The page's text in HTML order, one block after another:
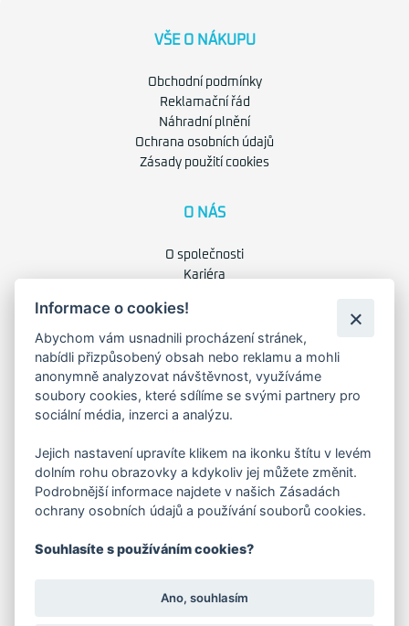
VŠE O NÁKUPU
Obchodní podmínky
Reklamační řád
Náhradní plnění
Ochrana osobních údajů
Zásady použití cookies
O NÁS
O společnosti
Kariéra
FAKTURAČNÍ ADRESA
Družstevní 1394/12
Praha 4 - Nusle, 140 00
IČO: 28404009
KORESP. ADRESA A SKLAD
Lutopecny 159 (areál bývalého ZD)
Kroměříž, 767 01
Informace o cookies!
Abychom vám usnadnili procházení stránek,
nabídli přizpůsobený obsah nebo reklamu a mohli
anonymně analyzovat návštěvnost, využíváme
soubory cookies, které sdílíme se svými partnery pro
sociální média, inzerci a analýzu.
Jejich nastavení upravíte klikem na ikonku štítu v levém
dolním rohu obrazovky a kdykoliv jej můžete změnit.
Podrobnější informace najdete v našich Zásadách
ochrany osobních údajů a používání souborů cookies.
Souhlasíte s používáním cookies?
Ano, souhlasím